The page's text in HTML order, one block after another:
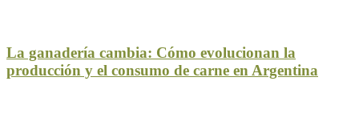
La ganadería cambia: Cómo evolucionan la
producción y el consumo de carne en Argentina